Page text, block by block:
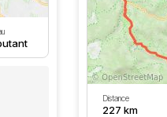
Distance
227 km